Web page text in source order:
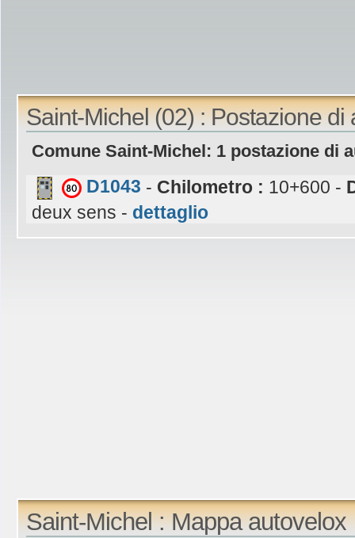
Saint-Michel (02) : Postazione di
Comune Saint-Michel: 1 postazione di
D1043 - Chilometro : 10+600 -
deux sens - dettaglio
Saint-Michel : Mappa autovelox